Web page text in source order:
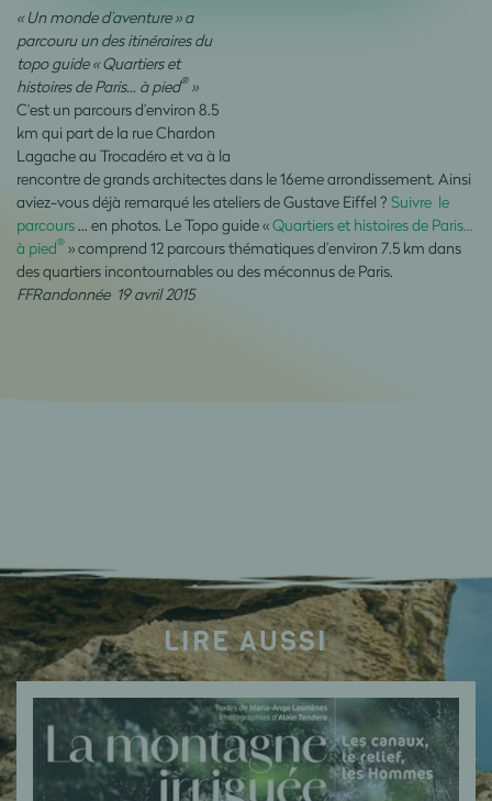
« Un monde d’aventure » a
parcouru un des itinéraires du
topo guide « Quartiers et
histoires de Paris… à pied®»
C'est un parcours d’environ 8.5
km qui part de la rue Chardon
Lagache au Trocadéro et va à la
rencontre de grands architectes dans le 16eme arrondissement. Ainsi
aviez-vous déjà remarqué les ateliers de Gustave Eiffel ? Suivre le
parcours ... en photos. Le Topo guide «Quartiers et histoires de Paris…
à pied® » comprend 12 parcours thématiques d’environ 7.5 km dans
des quartiers incontournables ou des méconnus de Paris.
FFRandonnée 19 avril 2015
LIRE AUSSI